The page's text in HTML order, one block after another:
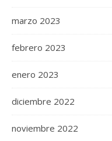
marzo 2023
febrero 2023
enero 2023
diciembre 2022
noviembre 2022